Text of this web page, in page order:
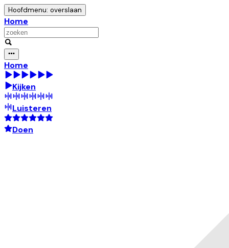
Hoofdmenu: overslaan
Home
Home
Kijken
Luisteren
Doen